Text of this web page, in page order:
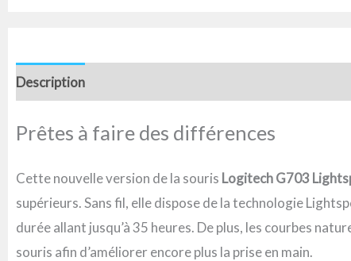
Description
Prêtes à faire des différences
Cette nouvelle version de la souris Logitech G703
supérieurs. Sans fil, elle dispose de la technologie
durée allant jusqu’à 35 heures. De plus, les courbes
souris afin d’améliorer encore plus la prise en main.